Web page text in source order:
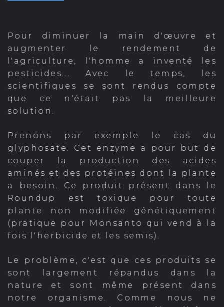
Pour diminuer la main d'œuvre et
augmenter le rendement de
l'agriculture, l'homme a inventé les
pesticides... Avec le temps, les
scientifiques se sont rendus compte
que ce n'était pas la meilleure
solution.
Prenons par exemple le cas du
glyphosate. Cet enzyme a pour but de
couper la production des acides
aminés et des protéines dont la plante
a besoin. Ce produit présent dans le
Roundup est toxique pour toute
plante non modifiée génétiquement
(pratique pour Monsanto qui vend à la
fois l'herbicide et les semis).
Le problème, c'est que ces produits se
sont largement répandus dans la
nature et sont même présent dans
notre organisme. Comme nous ne